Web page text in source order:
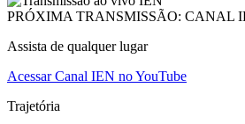
PRÓXIMA TRANSMISSÃO: CANAL
Assista de qualquer lugar
Acessar Canal IEN no YouTube
Trajetória